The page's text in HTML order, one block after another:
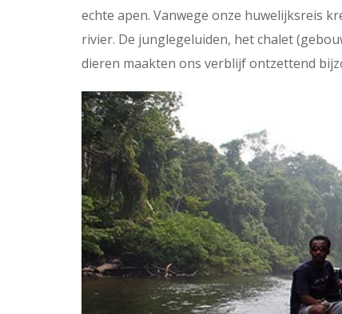
echte apen. Vanwege onze huwelijksreis
rivier. De junglegeluiden, het chalet
dieren maakten ons verblijf ontzettend